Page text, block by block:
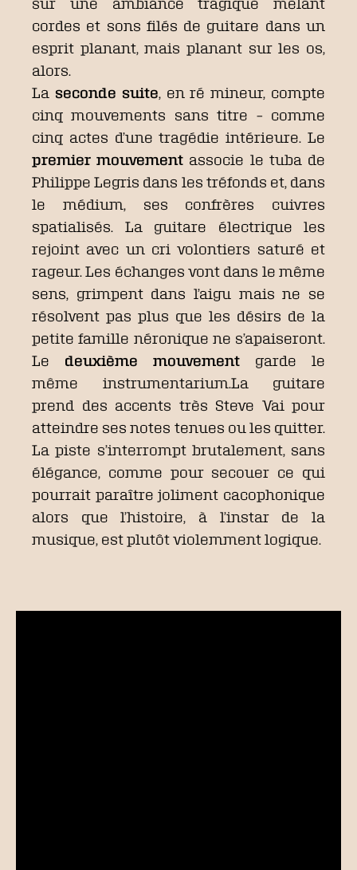
sur une ambiance tragique mêlant
cordes et sons filés de guitare dans un
esprit planant, mais planant sur les os,
alors.
La seconde suite, en ré mineur, compte
cinq mouvements sans titre – comme
cinq actes d’une tragédie intérieure. Le
premier mouvement associe le tuba de
Philippe Legris dans les tréfonds et, dans
le médium, ses confrères cuivres
spatialisés. La guitare électrique les
rejoint avec un cri volontiers saturé et
rageur. Les échanges vont dans le même
sens, grimpent dans l’aigu mais ne se
résolvent pas plus que les désirs de la
petite famille néronique ne s’apaiseront.
Le deuxième mouvement garde le
même instrumentarium.La guitare
prend des accents très Steve Vai pour
atteindre ses notes tenues ou les quitter.
La piste s’interrompt brutalement, sans
élégance, comme pour secouer ce qui
pourrait paraître joliment cacophonique
alors que l’histoire, à l’instar de la
musique, est plutôt violemment logique.